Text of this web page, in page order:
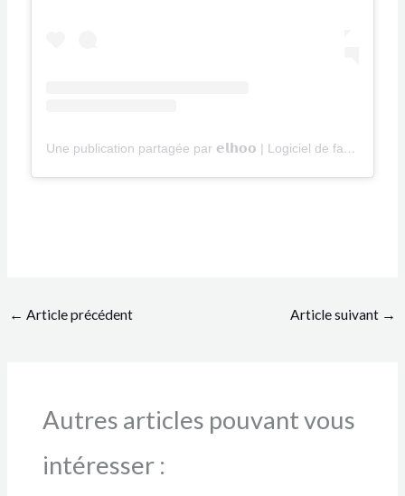
Une publication partagée par 𝗲𝗹𝗵𝗼𝗼 | Logiciel de facturation (@elhoo.fr)
← Article précédent Article suivant →
Autres articles pouvant vous
intéresser :